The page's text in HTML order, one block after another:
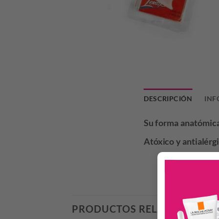
DESCRIPCIÓN
Su forma
Atóxico y
PRODUCTOS RELACIONADOS